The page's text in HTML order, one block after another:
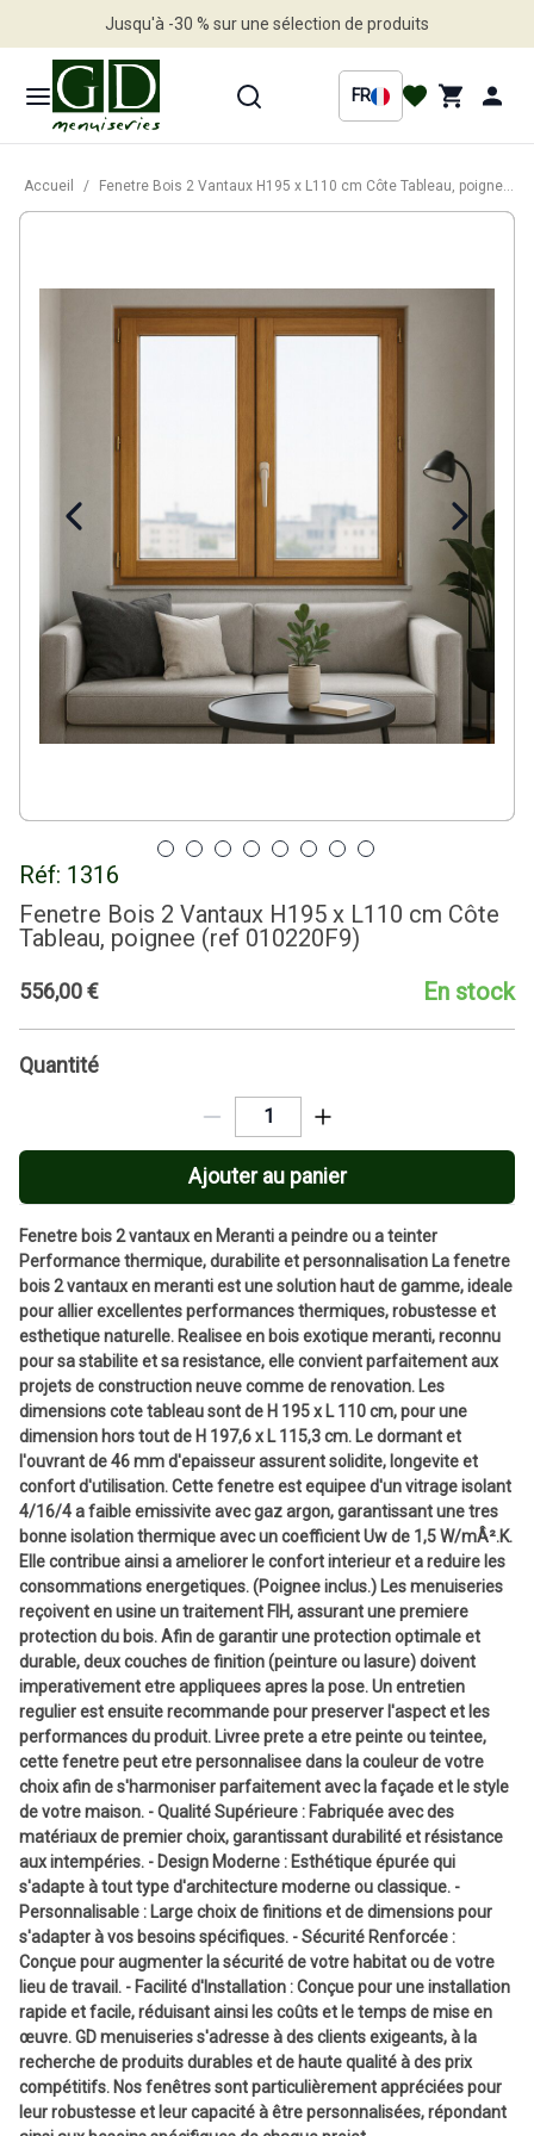
Jusqu'à -30 % sur une sélection de produits
FR
Accueil / Fenetre Bois 2 Vantaux H195 x L110 cm Côte Tableau, poignee (ref 010220F9)
Réf: 1316
Fenetre Bois 2 Vantaux H195 x L110 cm Côte
Tableau, poignee (ref 010220F9)
556,00€ En stock
Quantité
Ajouter au panier
Fenetre bois 2 vantaux en Meranti a peindre ou a teinter
Performance thermique, durabilite et personnalisation La fenetre
bois 2 vantaux en meranti est une solution haut de gamme, ideale
pour allier excellentes performances thermiques, robustesse et
esthetique naturelle. Realisee en bois exotique meranti, reconnu
pour sa stabilite et sa resistance, elle convient parfaitement aux
projets de construction neuve comme de renovation. Les
dimensions cote tableau sont de H 195 x L 110 cm, pour une
dimension hors tout de H 197,6 x L 115,3 cm. Le dormant et
l'ouvrant de 46 mm d'epaisseur assurent solidite, longevite et
confort d'utilisation. Cette fenetre est equipee d'un vitrage isolant
4/16/4 a faible emissivite avec gaz argon, garantissant une tres
bonne isolation thermique avec un coefficient Uw de 1,5 W/mÂ².K.
Elle contribue ainsi a ameliorer le confort interieur et a reduire les
consommations energetiques. (Poignee inclus.) Les menuiseries
reçoivent en usine un traitement FIH, assurant une premiere
protection du bois. Afin de garantir une protection optimale et
durable, deux couches de finition (peinture ou lasure) doivent
imperativement etre appliquees apres la pose. Un entretien
regulier est ensuite recommande pour preserver l'aspect et les
performances du produit. Livree prete a etre peinte ou teintee,
cette fenetre peut etre personnalisee dans la couleur de votre
choix afin de s'harmoniser parfaitement avec la façade et le style
de votre maison. - Qualité Supérieure : Fabriquée avec des
matériaux de premier choix, garantissant durabilité et résistance
aux intempéries. - Design Moderne : Esthétique épurée qui
s'adapte à tout type d'architecture moderne ou classique. -
Personnalisable : Large choix de finitions et de dimensions pour
s'adapter à vos besoins spécifiques. - Sécurité Renforcée :
Conçue pour augmenter la sécurité de votre habitat ou de votre
lieu de travail. - Facilité d'Installation : Conçue pour une installation
rapide et facile, réduisant ainsi les coûts et le temps de mise en
œuvre. GD menuiseries s'adresse à des clients exigeants, à la
recherche de produits durables et de haute qualité à des prix
compétitifs. Nos fenêtres sont particulièrement appréciées pour
leur robustesse et leur capacité à être personnalisées, répondant